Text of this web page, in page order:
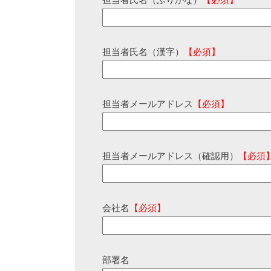
担当者氏名（漢字） 【必須】
担当者メールアドレス 【必須】
担当者メールアドレス（確認用） 【必須
会社名 【必須】
部署名